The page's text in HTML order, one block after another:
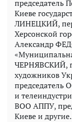
председатель
Киеве
ЛИНЕЦКИЙ,
Херсонской
Александр
ЧЕРНЯВСКИЙ,
художников
председатель
и
ВОО АППУ,
Киеве и другие.